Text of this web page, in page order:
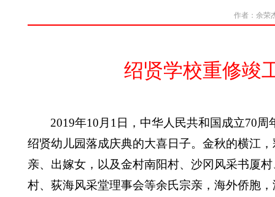
作者：余荣
绍贤学校重修竣
2019年10 月 1 日，中华人民共和国成立70周
绍贤幼儿园落成庆典的大喜日子。金秋的横江，
亲、出嫁女，以及金村南阳村、沙冈风采书厦
村、荻海风采堂理事会等余氏宗亲，海外侨胞